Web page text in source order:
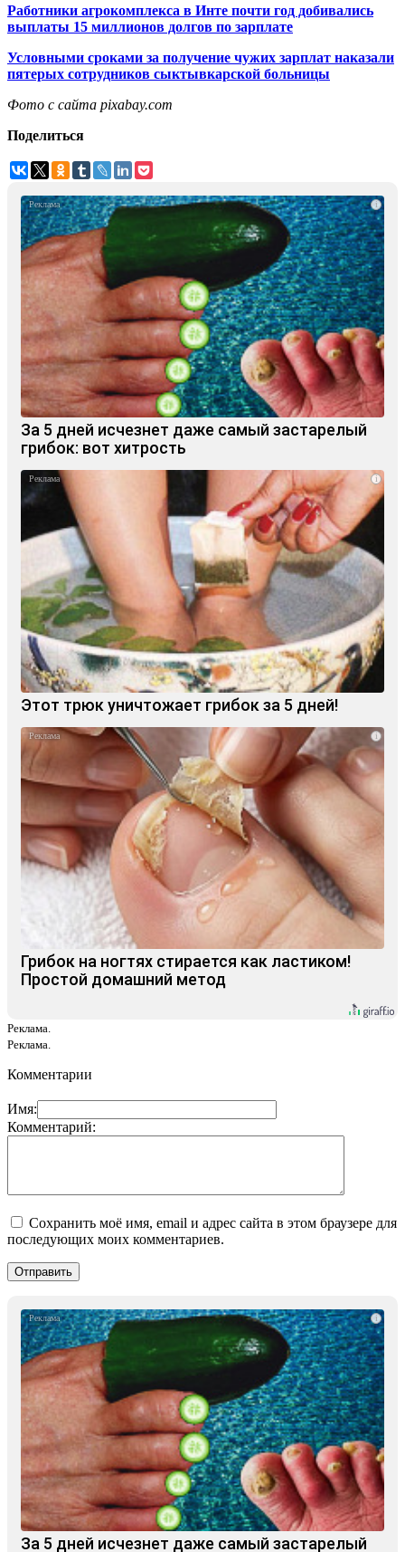
Работники агрокомплекса в Инте почти год добивались
выплаты 15 миллионов долгов по зарплате
Условными сроками за получение чужих зарплат наказали
пятерых сотрудников сыктывкарской больницы
Фото с сайта pixabay.com
Поделиться
i
За 5 дней исчезнет даже самый застарелый
грибок: вот хитрость
i
Этот трюк уничтожает грибок за 5 дней!
i
Грибок на ногтях стирается как ластиком!
Простой домашний метод
Реклама.
Реклама.
Комментарии
Имя:
Комментарий:
Сохранить моё имя, email и адрес сайта в этом браузере для
последующих моих комментариев.
i
За 5 дней исчезнет даже самый застарелый